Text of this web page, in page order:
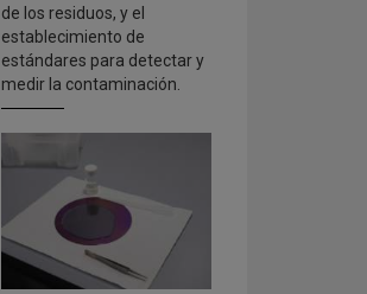
de los residuos, y el
establecimiento de
estándares para detectar y
medir la contaminación.